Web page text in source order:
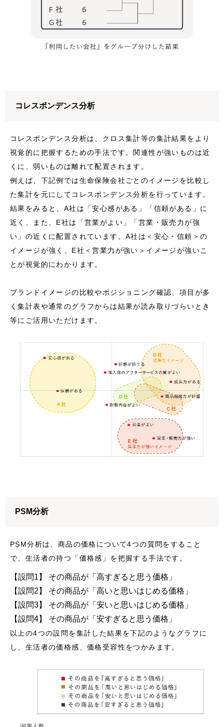
コレスポンデンス分析
コレスポンデンス分析は、クロス集計等の集計結果をより
視覚的に把握するための手法です。関連性が強いものは近
くに、弱いものは離れて配置されます。
例えば、下記例では生命保険会社ごとのイメージを比較し
た集計を元にしてコレスポンデンス分析を行っています。
結果をみると、A社は「安心感がある」「信頼がある」に
近く、また、E社は「営業がよい」「営業・販売力が強
い」の近くに配置されています。A社は＜安心・信頼＞の
イメージが強く、E社＜営業力が強い＞イメージが強いこ
とが視覚的にわかります。
ブランドイメージの比較やポジショニング確認、項目が多
く集計表や通常のグラフからは結果が読み取りづらいとき
等にご活用いただけます。
PSM分析
PSM分析は、商品の価格について4つの質問をすること
で、生活者の持つ「価格感」を把握する手法です。
【設問1】 その商品が「高すぎると思う価格」
【設問2】 その商品が「高いと思いはじめる価格」
【設問3】 その商品が「安いと思いはじめる価格」
【設問4】 その商品が「安すぎると思う価格」
以上の4つの設問を集計した結果を下記のようなグラフに
し、生活者の価格感、価格受容性をつかみます。